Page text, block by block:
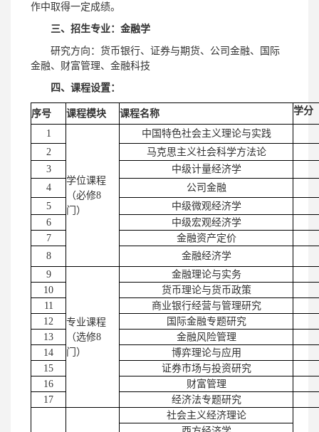
作中取得一定成绩。
三、招生专业：金融学
研究方向：货币银行、证券与期货、公司金融、国际
金融、财富管理、金融科技
四、课程设置：
序号 课程模块 课程名称 学分
1
学位课程
（必修8
门）
中国特色社会主义理论与实践
2
马克思主义社会科学方法论
3
中级计量经济学
4
公司金融
5
中级微观经济学
6
中级宏观经济学
7
金融资产定价
8
金融经济学
9
专业课程
（选修8
门）
金融理论与实务
10
货币理论与货币政策
11
商业银行经营与管理研究
12
国际金融专题研究
13
金融风险管理
14
博弈理论与应用
15
证券市场与投资研究
16
财富管理
17
经济法专题研究
社会主义经济理论